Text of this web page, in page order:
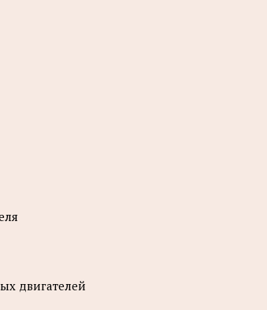
двигателей